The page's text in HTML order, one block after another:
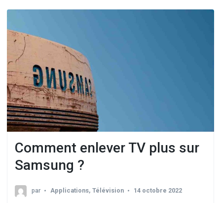
Comment enlever TV plus sur
Samsung ?
par Applications, Télévision 14 octobre 2022